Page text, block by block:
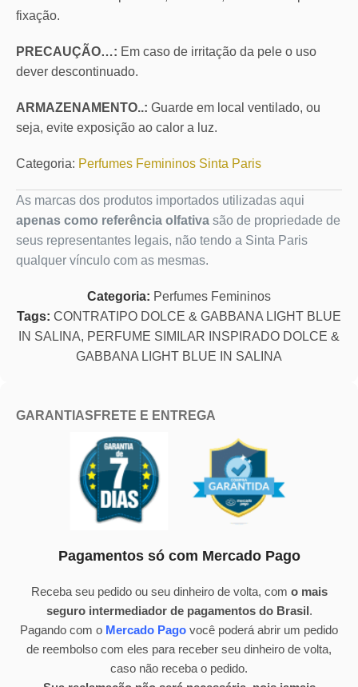
fixação.
PRECAUÇÃO…: Em caso de irritação da pele o uso
dever descontinuado.
ARMAZENAMENTO..: Guarde em local ventilado, ou
seja, evite exposição ao calor a luz.
Categoria: Perfumes Femininos Sinta Paris
As marcas dos produtos importados utilizadas aqui
apenas como referência olfativa são de propriedade de
seus representantes legais, não tendo a Sinta Paris
qualquer vínculo com as mesmas.
Categoria: Perfumes Femininos
Tags: CONTRATIPO DOLCE & GABBANA LIGHT BLUE
IN SALINA, PERFUME SIMILAR INSPIRADO DOLCE &
GABBANA LIGHT BLUE IN SALINA
GARANTIAS FRETE E ENTREGA
Pagamentos só com Mercado Pago
Receba seu pedido ou seu dinheiro de volta, com o mais
seguro intermediador de pagamentos do Brasil.
Pagando com o Mercado Pago você poderá abrir um pedido
de reembolso com eles para receber seu dinheiro de volta,
caso não receba o pedido.